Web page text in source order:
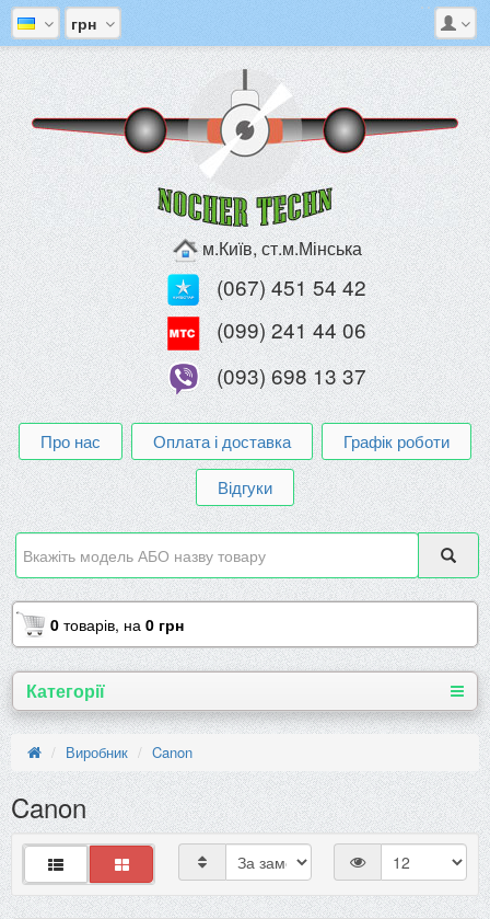
грн
м.Київ, ст.м.Мінська
(067) 451 54 42
(099) 241 44 06
(093) 698 13 37
Про нас Оплата і доставка
Графік роботи
Відгуки
0 товарів, на 0 грн
Категорії
Виробник Canon
Canon